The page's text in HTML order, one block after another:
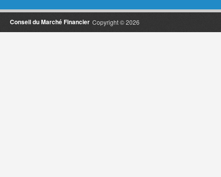
Copyright © 2026
Conseil du Marché Financier